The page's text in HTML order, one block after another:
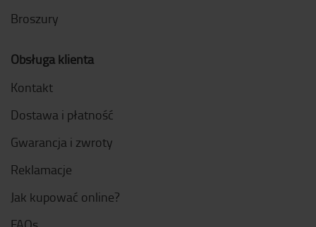
Broszury
Obsługa klienta
Kontakt
Dostawa i płatność
Gwarancja i zwroty
Reklamacje
Jak kupować online?